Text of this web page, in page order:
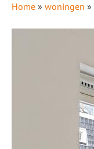
Home » woningen »